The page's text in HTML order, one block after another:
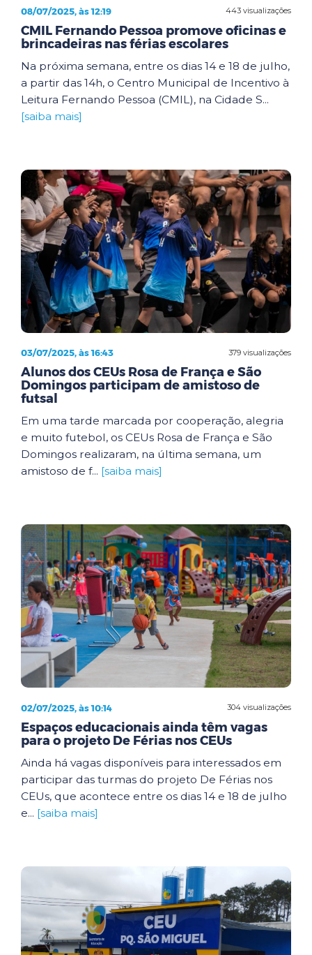
443 visualizações
08/07/2025, às 12:19
CMIL Fernando Pessoa promove oficinas e
brincadeiras nas férias escolares
Na próxima semana, entre os dias 14 e 18 de julho,
a partir das 14h, o Centro Municipal de Incentivo à
Leitura Fernando Pessoa (CMIL), na Cidade S...
[saiba mais]
379 visualizações
03/07/2025, às 16:43
Alunos dos CEUs Rosa de França e São
Domingos participam de amistoso de
futsal
Em uma tarde marcada por cooperação, alegria
e muito futebol, os CEUs Rosa de França e São
Domingos realizaram, na última semana, um
amistoso de f... [saiba mais]
304 visualizações
02/07/2025, às 10:14
Espaços educacionais ainda têm vagas
para o projeto De Férias nos CEUs
Ainda há vagas disponíveis para interessados em
participar das turmas do projeto De Férias nos
CEUs, que acontece entre os dias 14 e 18 de julho
e... [saiba mais]